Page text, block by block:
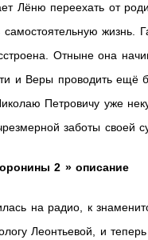
Лёню переехать от
самостоятельную жизнь.
Отныне она
и Веры проводить ещё
Петровичу уже
заботы своей
2 » описание
на радио, к
Леонтьевой, и